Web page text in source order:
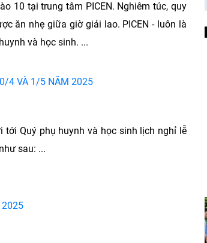
10 tại trung tâm PICEN. Nghiêm túc, quy
ăn nhẹ giữa giờ giải lao. PICEN - luôn là
và học sinh. ...
4 VÀ 1/5 NĂM 2025
tới Quý phụ huynh và học sinh lịch nghỉ lễ
sau: ...
2025